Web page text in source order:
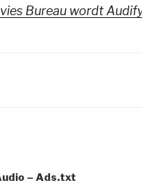
Bureau wordt
– Ads.txt